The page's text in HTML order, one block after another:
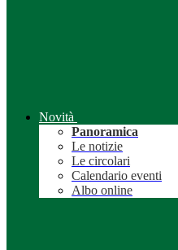
Novità
Panoramica
Le notizie
Le circolari
Calendario eventi
Albo online